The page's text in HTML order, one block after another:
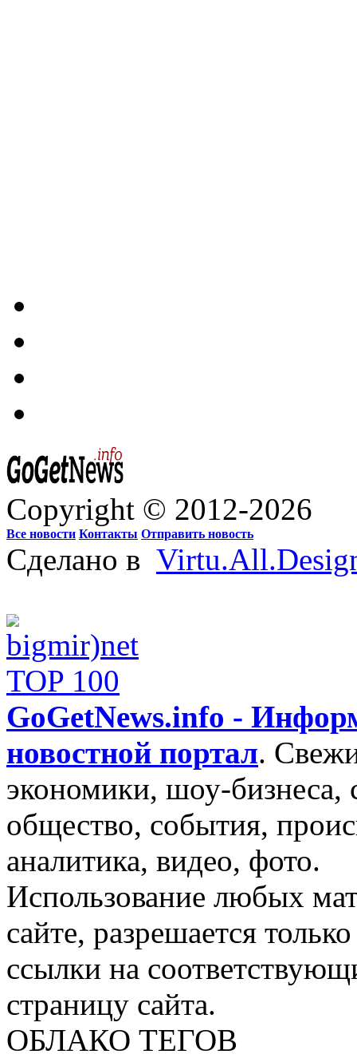
Copyright © 2012-2026
Все новости Контакты Отправить новость
Сделано в
GoGetNews.info -
новостной портал.
экономики, шоу-бизнеса,
общество, события,
аналитика, видео, фото.
Использование любых
сайте, разрешается
ссылки на
страницу сайта.
ОБЛАКО ТЕГОВ